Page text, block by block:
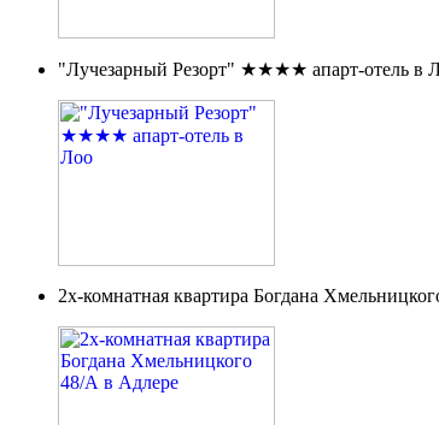
"Лучезарный Резорт" ★★★★ апарт-отель в
2х-комнатная квартира Богдана